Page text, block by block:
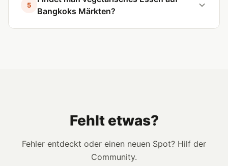
5
Bangkoks Märkten?
Fehlt etwas?
Fehler entdeckt oder einen neuen Spot? Hilf der
Community.